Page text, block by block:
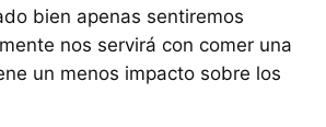
bien apenas sentiremos
nos servirá con comer una
un menos impacto sobre los